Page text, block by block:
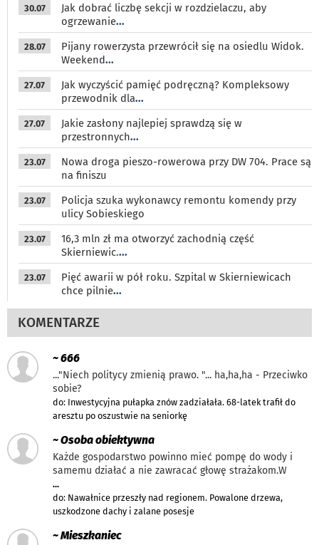
30.07
Jak dobrać liczbę sekcji w rozdzielaczu, aby
ogrzewanie...
28.07
Pijany rowerzysta przewrócił się na osiedlu Widok.
Weekend...
27.07
Jak wyczyścić pamięć podręczną? Kompleksowy
przewodnik dla...
27.07
Jakie zasłony najlepiej sprawdzą się w
przestronnych...
23.07
Nowa droga pieszo-rowerowa przy DW 704. Prace są
na finiszu
23.07
Policja szuka wykonawcy remontu komendy przy
ulicy Sobieskiego
23.07
16,3 mln zł ma otworzyć zachodnią część
Skierniewic....
23.07
Pięć awarii w pół roku. Szpital w Skierniewicach
chce pilnie...
KOMENTARZE
~ 666
..."Niech politycy zmienią prawo. "... ha,ha,ha - Przeciwko
sobie?
do: Inwestycyjna pułapka znów zadziałała. 68-latek trafił do
aresztu po oszustwie na seniorkę
~ Osoba obiektywna
Każde gospodarstwo powinno mieć pompę do wody i
samemu działać a nie zawracać głowę strażakom.W
...
do: Nawałnice przeszły nad regionem. Powalone drzewa,
uszkodzone dachy i zalane posesje
~ Mieszkaniec